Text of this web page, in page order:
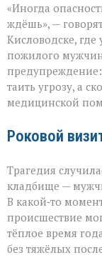
«Иногда
ждёшь», —
Кисловодске,
пожилого
таить угрозу, а
медицинской
Роковой
Трагедия
кладбище —
В какой‑то
происшествие
тёплое время
без тяжёлых